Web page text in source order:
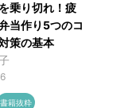
乗り切れ！疲
当作り5つのコ
策の基本
書籍抜粋